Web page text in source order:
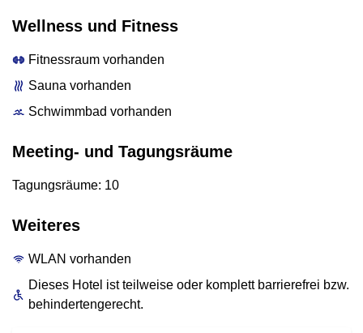
Wellness und Fitness
Fitnessraum vorhanden
Sauna vorhanden
Schwimmbad vorhanden
Meeting- und Tagungsräume
Tagungsräume: 10
Weiteres
WLAN vorhanden
Dieses Hotel ist teilweise oder komplett barrierefrei bzw.
behindertengerecht.